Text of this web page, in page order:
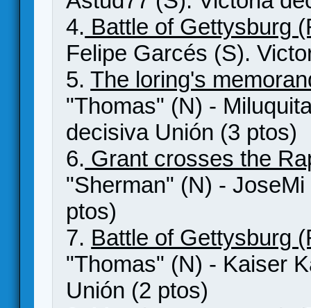
4. Battle of Gettysburg
Felipe Garcés (S).
5.The loring's
"Thomas" (N) -
decisiva Unión (3 ptos)
6. Grant crosses the
"Sherman" (N) -
ptos)
7. Battle of Gettysburg
"Thomas" (N) - Kaiser
Unión (2 ptos)